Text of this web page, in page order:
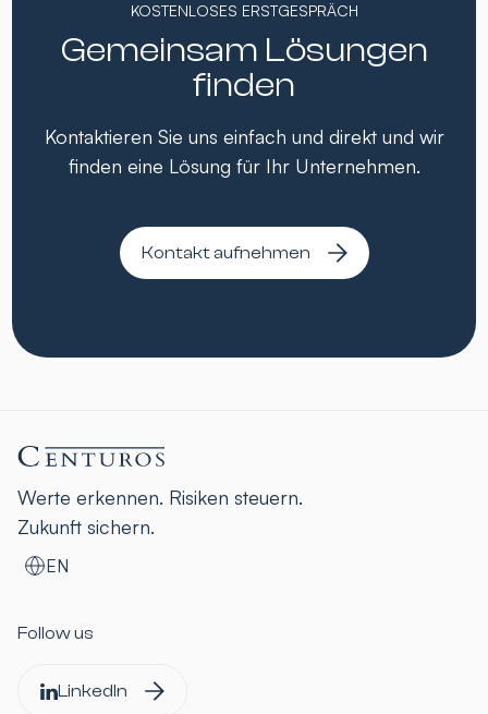
KOSTENLOSES ERSTGESPRÄCH
Gemeinsam Lösungen
finden
Kontaktieren Sie uns einfach und direkt und wir
finden eine Lösung für Ihr Unternehmen.
Kontakt aufnehmen
Werte erkennen. Risiken steuern.
Zukunft sichern.
EN
Follow us
LinkedIn